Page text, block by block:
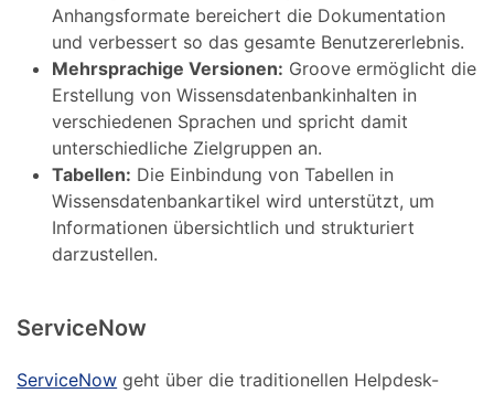
Anhangsformate bereichert die Dokumentation
und verbessert so das gesamte Benutzererlebnis.
Mehrsprachige Versionen: Groove ermöglicht die
Erstellung von Wissensdatenbankinhalten in
verschiedenen Sprachen und spricht damit
unterschiedliche Zielgruppen an.
Tabellen: Die Einbindung von Tabellen in
Wissensdatenbankartikel wird unterstützt, um
Informationen übersichtlich und strukturiert
darzustellen.
ServiceNow
ServiceNow geht über die traditionellen Helpdesk-